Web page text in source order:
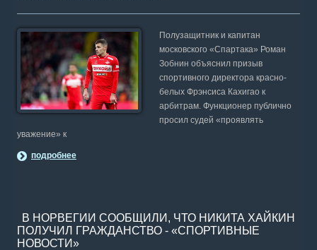
Полузащитник и капитан
московского «Спартака» Роман
Зобнин объяснил призыв
спортивного директора красно-
белых Фрэнсиса Кахигао к
арбитрам. Функционер публично
просил судей «проявлять
уважение» к
подробнее
В НОРВЕГИИ СООБЩИЛИ, ЧТО НИКИТА ХАЙКИН
ПОЛУЧИЛ ГРАЖДАНСТВО - «СПОРТИВНЫЕ
НОВОСТИ»